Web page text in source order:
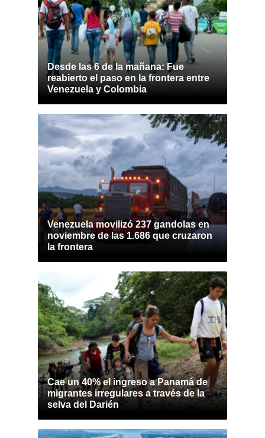
Desde las 6 de la mañana: Fue
reabierto el paso en la frontera entre
Venezuela y Colombia
Venezuela movilizó 237 gandolas en
noviembre de las 1.686 que cruzaron
la frontera
Cae un 40% el ingreso a Panamá de
migrantes irregulares a través de la
selva del Darién